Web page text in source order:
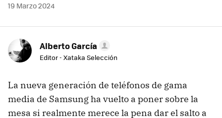
19 Marzo 2024
Alberto García
Editor - Xataka Selección
La nueva generación de teléfonos de gama
media de Samsung ha vuelto a poner sobre la
mesa si realmente merece la pena dar el salto a